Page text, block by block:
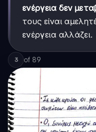
ενέργεια δεν
τους είναι
ενέργεια αλλάζει.
3 of 89